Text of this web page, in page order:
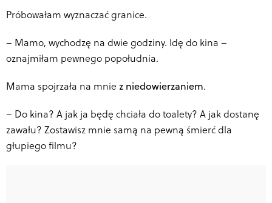
Próbowałam wyznaczać granice.
– Mamo, wychodzę na dwie godziny. Idę do kina –
oznajmiłam pewnego popołudnia.
Mama spojrzała na mnie z niedowierzaniem.
– Do kina? A jak ja będę chciała do toalety? A jakdostanę
zawału? Zostawisz mnie samą na pewną śmierć dla
głupiego filmu?